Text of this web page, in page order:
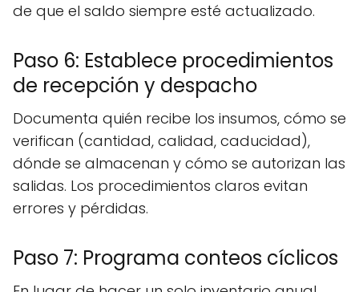
de que el saldo siempre esté actualizado.
Paso 6: Establece procedimientos
de recepción y despacho
Documenta quién recibe los insumos, cómo se
verifican (cantidad, calidad, caducidad),
dónde se almacenan y cómo se autorizan las
salidas. Los procedimientos claros evitan
errores y pérdidas.
Paso 7: Programa conteos cíclicos